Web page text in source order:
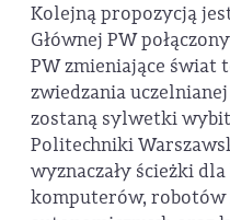
Kolejną propozycją
Głównej PW
PW zmieniające świat
zwiedzania
zostaną sylwetki
Politechniki
wyznaczały ścieżki
komputerów, robotów